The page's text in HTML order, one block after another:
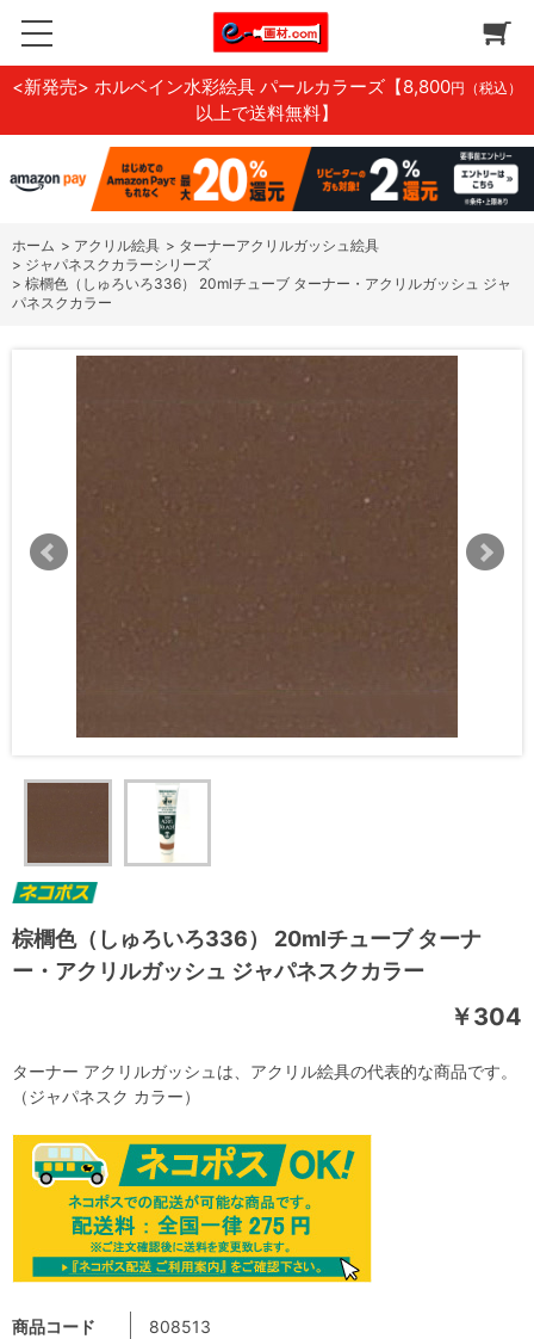
<新発売> ホルベイン水彩絵具 パールカラーズ 【8,800円（税込）
以上で送料無料】
ホーム > アクリル絵具 > ターナーアクリルガッシュ絵具
> ジャパネスクカラーシリーズ
> 棕櫚色（しゅろいろ336） 20mlチューブ ターナー・アクリルガッシュ ジャ
パネスクカラー
棕櫚色（しゅろいろ336） 20mlチューブ ターナ
ー・アクリルガッシュ ジャパネスクカラー
￥304
商品コード 808513
ターナー アクリルガッシュは、アクリル絵具の代表的な商品です。
（ジャパネスク カラー）